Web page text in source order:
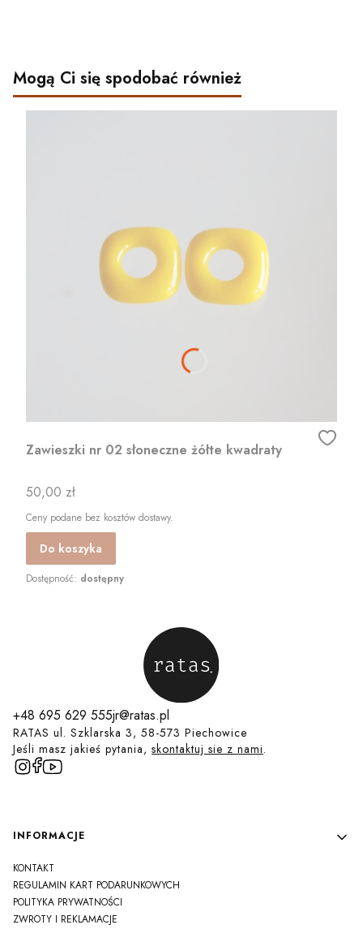
Mogą Ci się spodobać również
Zawieszki nr 02 słoneczne żółte kwadraty
Cena
50,00 zł
Ceny podane bez kosztów dostawy.
Do koszyka
Dostępność: dostępny
+48 695 629 555jr@ratas.pl
RATAS ul. Szklarska 3, 58-573 Piechowice
Jeśli masz jakieś pytania, skontaktuj sie z nami.
Linki w stopce
INFORMACJE
KONTAKT
REGULAMIN KART PODARUNKOWYCH
POLITYKA PRYWATNOŚCI
ZWROTY I REKLAMACJE